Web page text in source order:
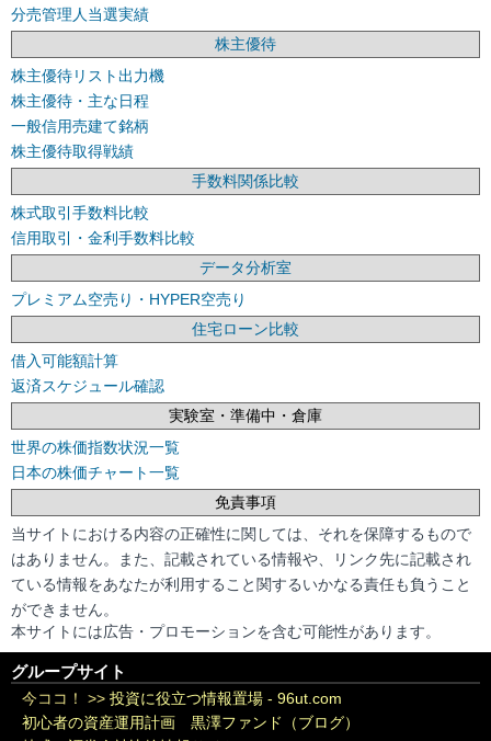
分売管理人当選実績
株主優待
株主優待リスト出力機
株主優待・主な日程
一般信用売建て銘柄
株主優待取得戦績
手数料関係比較
株式取引手数料比較
信用取引・金利手数料比較
データ分析室
プレミアム空売り・HYPER空売り
住宅ローン比較
借入可能額計算
返済スケジュール確認
実験室・準備中・倉庫
世界の株価指数状況一覧
日本の株価チャート一覧
免責事項
当サイトにおける内容の正確性に関しては、それを保障するもので
はありません。また、記載されている情報や、リンク先に記載され
ている情報をあなたが利用すること関するいかなる責任も負うこと
ができません。
本サイトには広告・プロモーションを含む可能性があります。
グループサイト
今ココ！ >> 投資に役立つ情報置場 - 96ut.com
初心者の資産運用計画 黒澤ファンド（ブログ）